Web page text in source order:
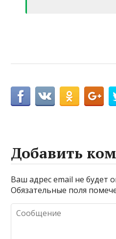
Добавить
Ваш адрес email не будет
Обязательные поля